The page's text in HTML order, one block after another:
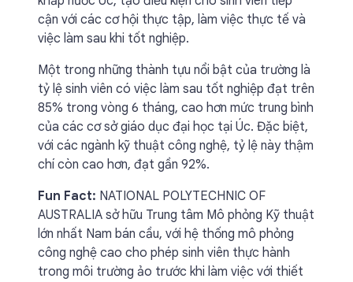
cận với các cơ hội thực tập, làm việc thực tế và
việc làm sau khi tốt nghiệp.
Một trong những thành tựu nổi bật của trường là
tỷ lệ sinh viên có việc làm sau tốt nghiệp đạt trên
85% trong vòng 6 tháng, cao hơn mức trung bình
của các cơ sở giáo dục đại học tại Úc. Đặc biệt,
với các ngành kỹ thuật công nghệ, tỷ lệ này thậm
chí còn cao hơn, đạt gần 92%.
Fun Fact: NATIONAL POLYTECHNIC OF
AUSTRALIA sở hữu Trung tâm Mô phỏng Kỹ thuật
lớn nhất Nam bán cầu, với hệ thống mô phỏng
công nghệ cao cho phép sinh viên thực hành
trong môi trường ảo trước khi làm việc với thiết